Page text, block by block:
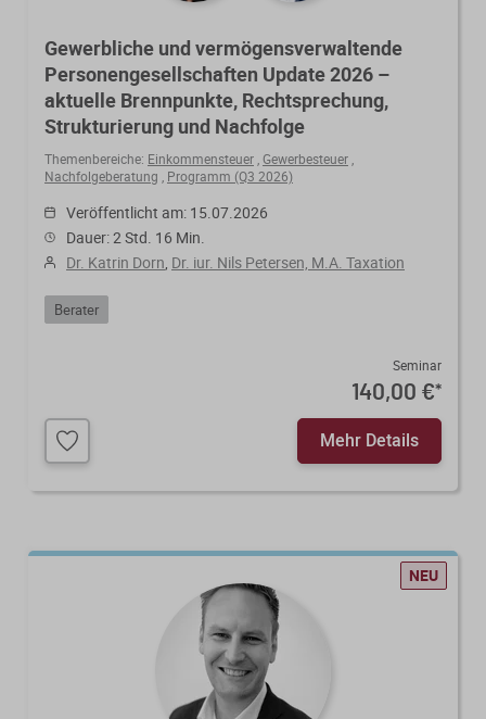
Gewerbliche und vermögensverwaltende
Personengesellschaften Update 2026 –
aktuelle Brennpunkte, Rechtsprechung,
Strukturierung und Nachfolge
Themenbereiche: Einkommensteuer Gewerbesteuer
Nachfolgeberatung
Programm (Q3 2026)
Veröffentlicht am: 15.07.2026
Dauer: 2 Std. 16 Min.
Dr. Katrin Dorn Dr. iur. Nils Petersen, M.A. Taxation
Berater
Seminar
140,00 €*
Mehr Details
NEU